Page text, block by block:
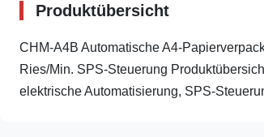
Produktübersicht
CHM-A4B Automatische A4-
Ries/Min. SPS-Steuerung
elektrische Automatisierung, SPS-